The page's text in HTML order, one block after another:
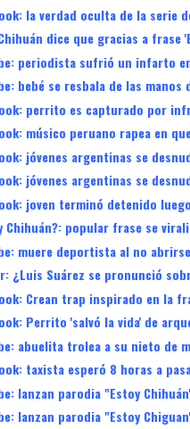
la verdad oculta de la serie
dice que gracias a frase
periodista sufrió un infarto
bebé se resbala de las
perrito es capturado por
músico peruano rapea en
jóvenes argentinas se
jóvenes argentinas se
joven terminó detenido
Chihuán?: popular frase se
muere deportista al no
¿Luis Suárez se pronunció
Crean trap inspirado en la
Perrito 'salvó la vida' de
abuelita trolea a su nieto de
taxista esperó 8 horas a
lanzan parodia "Estoy
lanzan parodia "Estoy